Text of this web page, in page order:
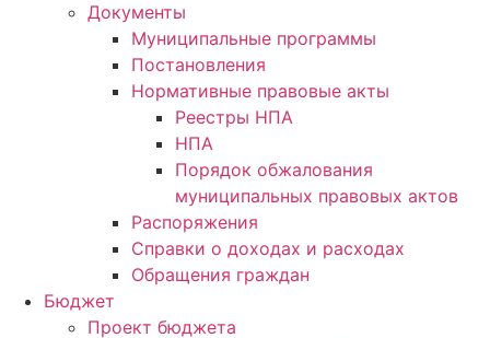
Документы
Муниципальные программы
Постановления
Нормативные правовые акты
Реестры НПА
НПА
Порядок обжалования
муниципальных правовых актов
Распоряжения
Справки о доходах и расходах
Обращения граждан
Бюджет
Проект бюджета